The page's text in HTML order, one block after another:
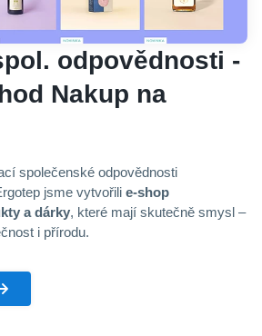
odpovědnosti -
Nakup na
společenské odpovědnosti
jsme vytvořili e‑shop
a dárky, které mají skutečně smysl –
i přírodu.